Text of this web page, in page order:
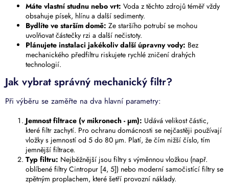
Máte vlastní studnu nebo vrt: Voda z těchto zdrojů téměř vždy
obsahuje písek, hlínu a další sedimenty.
Bydlíte ve starším domě: Ze staršího potrubí se mohou
uvolňovat částečky rzi a další nečistoty.
Plánujete instalaci jakékoliv další úpravny vody: Bez
mechanického předfiltru riskujete rychlé zničení drahých
technologií.
Jak vybrat správný mechanický filtr?
Při výběru se zaměřte na dva hlavní parametry:
Jemnost filtrace (v mikronech - µm): Udává velikost částic,
které filtr zachytí. Pro ochranu domácnosti se nejčastěji používají
vložky s jemností od 5 do 80 µm. Platí, že čím nižší číslo, tím
jemnější filtrace.
Typ filtru: Nejběžnější jsou filtry s výměnnou vložkou (např.
oblíbené filtry Cintropur [4, 5]) nebo moderní samočistící filtry se
zpětným proplachem, které šetří provozní náklady.